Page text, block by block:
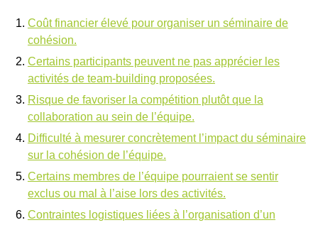
Coût financier élevé pour organiser un séminaire de
cohésion.
Certains participants peuvent ne pas apprécier les
activités de team-building proposées.
Risque de favoriser la compétition plutôt que la
collaboration au sein de l’équipe.
Difficulté à mesurer concrètement l’impact du séminaire
sur la cohésion de l’équipe.
Certains membres de l’équipe pourraient se sentir
exclus ou mal à l’aise lors des activités.
Contraintes logistiques liées à l’organisation d’un